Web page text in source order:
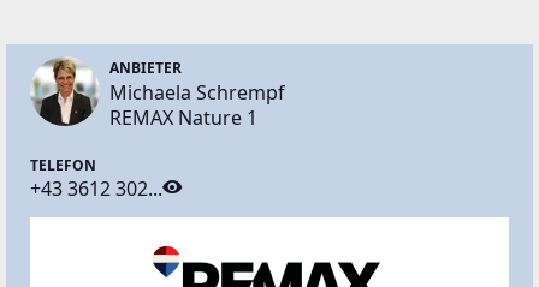
ANBIETER
Michaela Schrempf
REMAX Nature 1
TELEFON
+43 3612 302...